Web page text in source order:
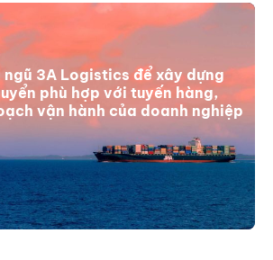
3A Logistics để xây dựng
phù hợp với tuyến hàng,
vận hành của doanh nghiệp